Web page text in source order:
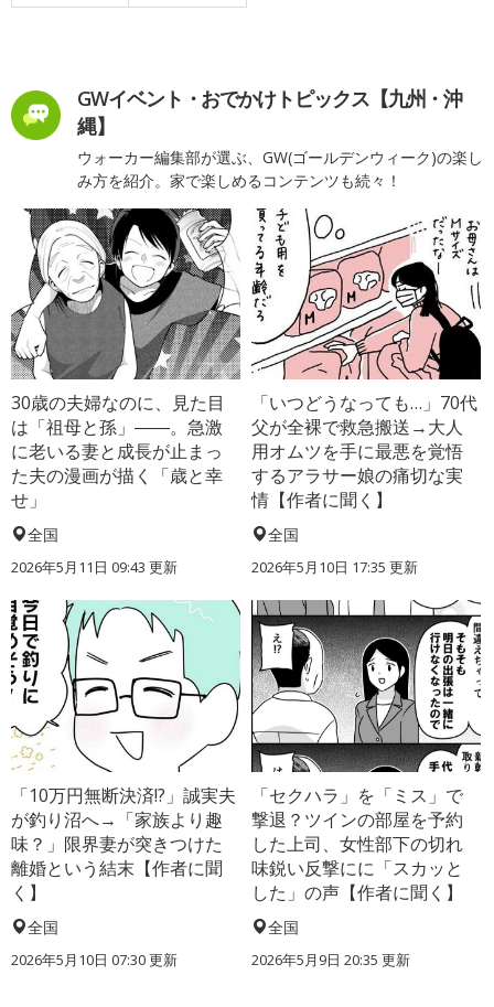
GWイベント・おでかけトピックス【九州・沖
縄】
ウォーカー編集部が選ぶ、GW(ゴールデンウィーク)の楽し
み方を紹介。家で楽しめるコンテンツも続々！
30歳の夫婦なのに、見た目
は「祖母と孫」――。急激
に老いる妻と成長が止まっ
た夫の漫画が描く「歳と幸
せ」
全国
2026年5月11日 09:43 更新
「いつどうなっても…」70代
父が全裸で救急搬送→大人
用オムツを手に最悪を覚悟
するアラサー娘の痛切な実
情【作者に聞く】
全国
2026年5月10日 17:35 更新
「10万円無断決済!?」誠実夫
が釣り沼へ→「家族より趣
味？」限界妻が突きつけた
離婚という結末【作者に聞
く】
全国
2026年5月10日 07:30 更新
「セクハラ」を「ミス」で
撃退？ツインの部屋を予約
した上司、女性部下の切れ
味鋭い反撃にに「スカッと
した」の声【作者に聞く】
全国
2026年5月9日 20:35 更新